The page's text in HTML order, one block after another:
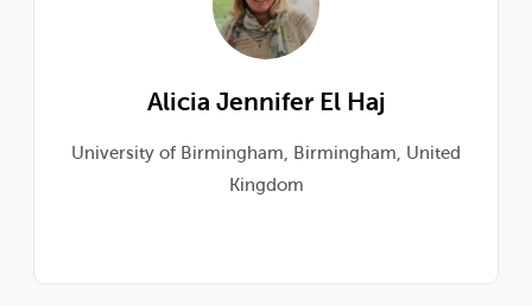
Alicia Jennifer El Haj
University of Birmingham, Birmingham, United
Kingdom